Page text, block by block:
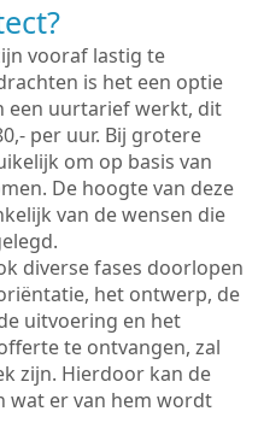
vooraf lastig te
is het een optie
een uurtarief werkt, dit
per uur. Bij grotere
om op basis van
De hoogte van deze
van de wensen die
diverse fases doorlopen
het ontwerp, de
uitvoering en het
te ontvangen, zal
zijn. Hierdoor kan de
wat er van hem wordt